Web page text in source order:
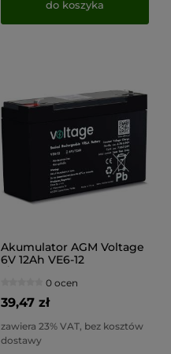
do koszyka
Akumulator AGM Voltage
6V 12Ah VE6-12
0 ocen
39,47 zł
zawiera 23% VAT, bez kosztów
dostawy